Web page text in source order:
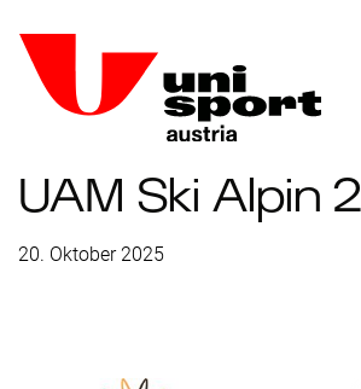
UAM Ski Alpin
20. Oktober 2025